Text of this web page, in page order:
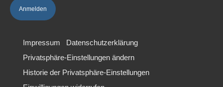
Impressum
Datenschutzerklärung
Privatsphäre-Einstellungen ändern
Historie der Privatsphäre-Einstellungen